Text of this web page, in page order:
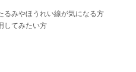
るみやほうれい線が気になる方
てみたい方